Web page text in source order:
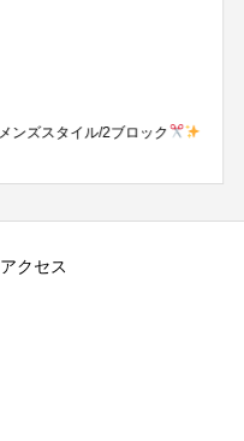
メンズスタイル/2ブロック
アクセス